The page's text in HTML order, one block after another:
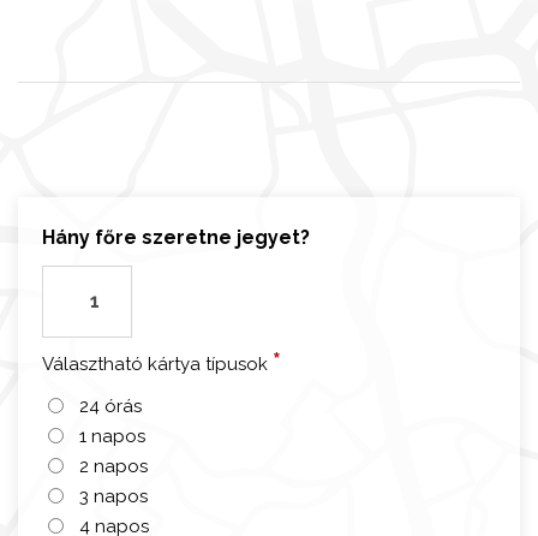
Hány főre szeretne jegyet?
n
c
h
e
n
C
Választható kártya típusok *
24 órás
1 napos
2 napos
3 napos
4 napos